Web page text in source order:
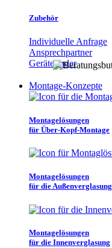
Zubehör
Individuelle Anfrage
Ansprechpartner
Gerätefinder
Montage-Konzepte
Montagelösungen
für Über-Kopf-Montage
Montagelösungen
für die Außenverglasung
Montagelösungen
für die Innenverglasung